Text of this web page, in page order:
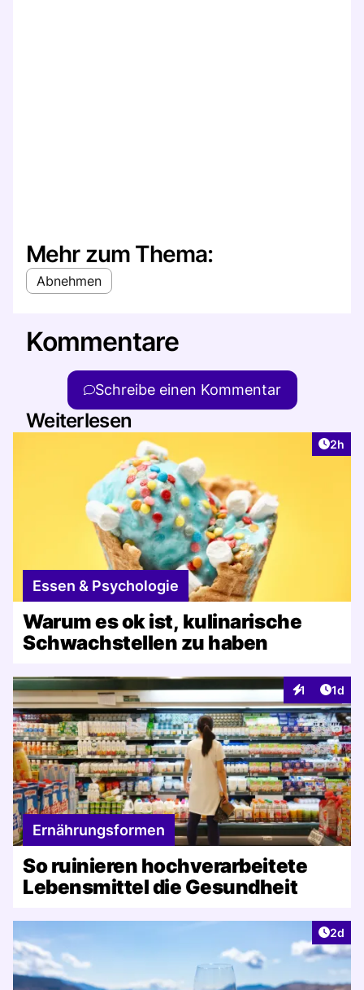
Mehr zum Thema:
Abnehmen
Kommentare
Schreibe einen Kommentar
Weiterlesen
2h
Essen & Psychologie
Warum es ok ist, kulinarische
Schwachstellen zu haben
1
Interaktionen
1d
Ernährungsformen
So ruinieren hochverarbeitete
Lebensmittel die Gesundheit
2d